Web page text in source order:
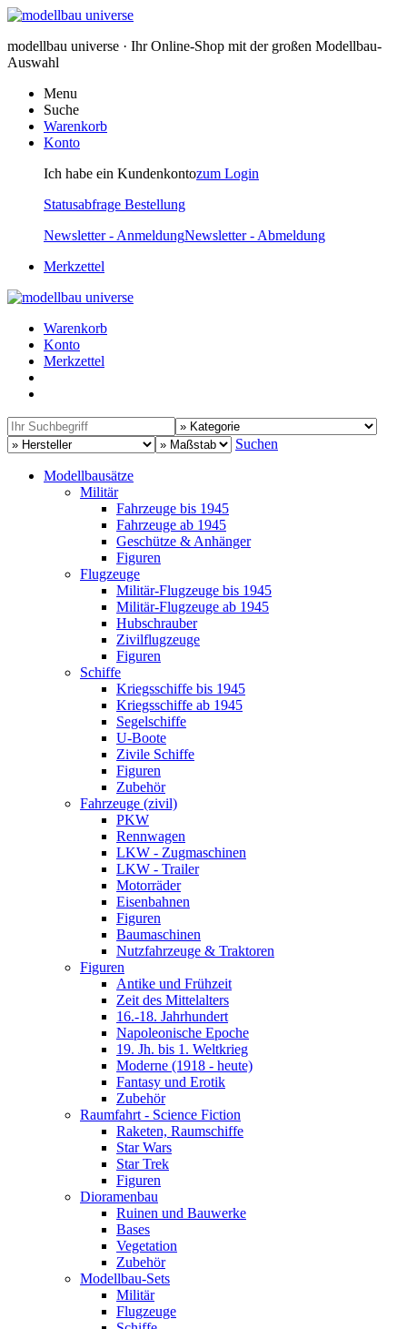
modellbau universe · Ihr Online-Shop mit der großen Modellbau-
Auswahl
Menu
Suche
Warenkorb
Konto
Ich habe ein Kundenkontozum Login
Statusabfrage Bestellung
Newsletter - AnmeldungNewsletter - Abmeldung
Merkzettel
Warenkorb
Konto
Merkzettel
Suchen
Modellbausätze
Militär
Fahrzeuge bis 1945
Fahrzeuge ab 1945
Geschütze & Anhänger
Figuren
Flugzeuge
Militär-Flugzeuge bis 1945
Militär-Flugzeuge ab 1945
Hubschrauber
Zivilflugzeuge
Figuren
Schiffe
Kriegsschiffe bis 1945
Kriegsschiffe ab 1945
Segelschiffe
U-Boote
Zivile Schiffe
Figuren
Zubehör
Fahrzeuge (zivil)
PKW
Rennwagen
LKW - Zugmaschinen
LKW - Trailer
Motorräder
Eisenbahnen
Figuren
Baumaschinen
Nutzfahrzeuge & Traktoren
Figuren
Antike und Frühzeit
Zeit des Mittelalters
16.-18. Jahrhundert
Napoleonische Epoche
19. Jh. bis 1. Weltkrieg
Moderne (1918 - heute)
Fantasy und Erotik
Zubehör
Raumfahrt - Science Fiction
Raketen, Raumschiffe
Star Wars
Star Trek
Figuren
Dioramenbau
Ruinen und Bauwerke
Bases
Vegetation
Zubehör
Modellbau-Sets
Militär
Flugzeuge